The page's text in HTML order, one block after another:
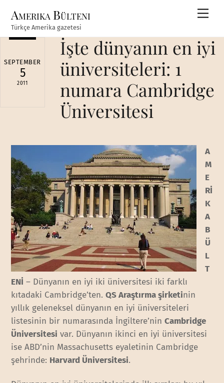
content
Amerika Bülteni
Türkçe Amerika gazetesi
SEPTEMBER
5
2011
İşte dünyanın en iyi
üniversiteleri: 1
numara Cambridge
Üniversitesi
A
M
E
Rİ
K
A
B
Ü
L
T
ENİ – Dünyanın en iyi iki üniversitesi iki farklı
kıtadaki Cambridge’ten.QS Araştırma şirketinin
yıllık geleneksel dünyanın en iyi üniversiteleri
listesinin bir numarasında İngiltere’ninCambridge
Üniversitesi var. Dünyanın ikinci en iyi üniversitesi
ise ABD’nin Massachusetts eyaletinin Cambridge
şehrinde: Harvard Üniversitesi.